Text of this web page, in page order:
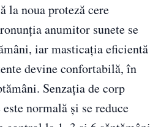
la noua proteză cere
anumitor sunete se
iar masticația eficientă
devine confortabilă, în
Senzația de corp
normală și se reduce